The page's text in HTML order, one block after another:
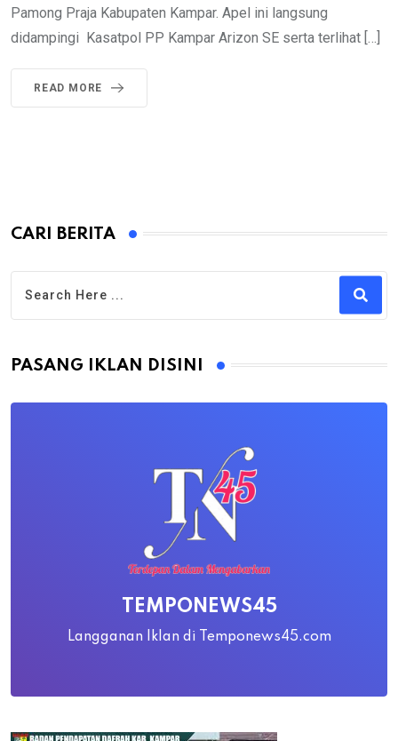
Pamong Praja Kabupaten Kampar. Apel ini langsung
didampingi Kasatpol PP Kampar Arizon SE serta terlihat […]
READ MORE
CARI BERITA
PASANG IKLAN DISINI
TEMPONEWS45
Langganan Iklan di Temponews45.com